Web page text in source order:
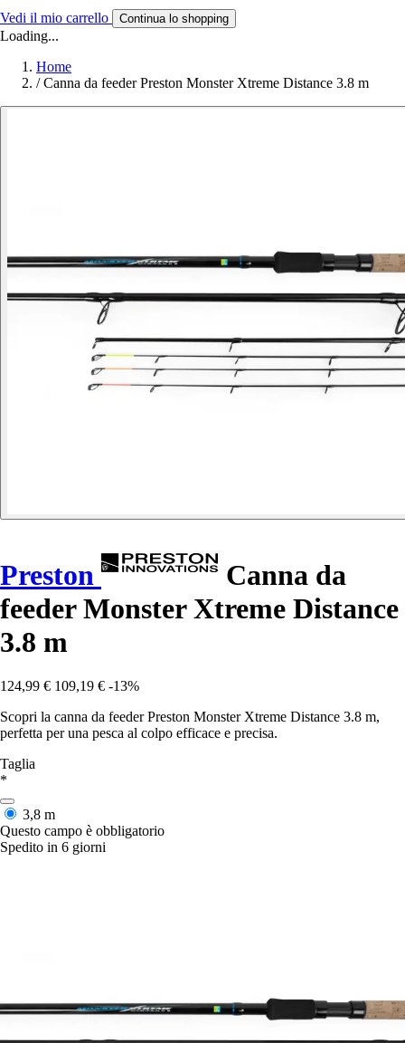
Vedi il mio carrello Continua lo shopping
Loading...
Home
/ Canna da feeder Preston Monster Xtreme Distance 3.8 m
Preston
Canna da
feeder Monster Xtreme Distance
3.8 m
124,99 € 109,19 € -13%
Scopri la canna da feeder Preston Monster Xtreme Distance 3.8 m,
perfetta per una pesca al colpo efficace e precisa.
Taglia
*
3,8 m
Questo campo è obbligatorio
Spedito in 6 giorni